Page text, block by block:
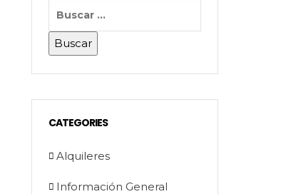
CATEGORIES
Alquileres
Información General